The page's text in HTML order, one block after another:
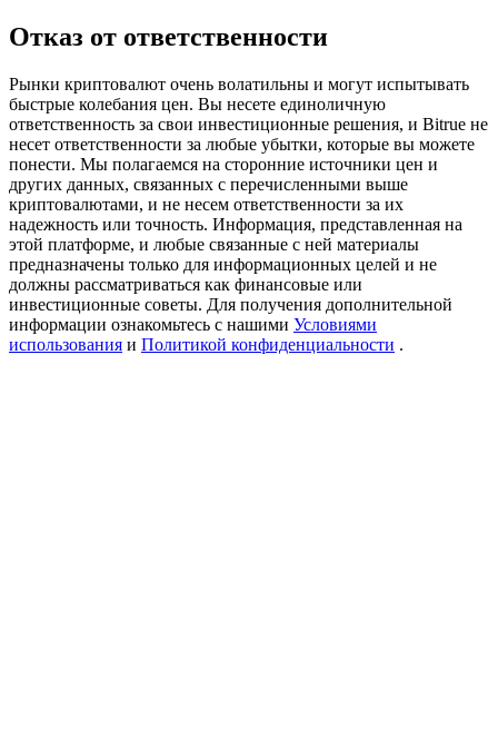
USDT New User Exclusive 10% APR
USDT Flexible Staking | Daily Rewards
BTC New User Exclusive: 6.5% APR
BTC Flexible Staking | Daily Rewards
Отказ от ответственности
Рынки криптовалют очень волатильны и могут испытывать
быстрые колебания цен. Вы несете единоличную
ответственность за свои инвестиционные решения, и Bitrue не
несет ответственности за любые убытки, которые вы можете
понести. Мы полагаемся на сторонние источники цен и
других данных, связанных с перечисленными выше
криптовалютами, и не несем ответственности за их
надежность или точность. Информация, представленная на
этой платформе, и любые связанные с ней материалы
предназначены только для информационных целей и не
должны рассматриваться как финансовые или
инвестиционные советы. Для получения дополнительной
информации ознакомьтесь с нашими Условиями
использования и Политикой конфиденциальности .